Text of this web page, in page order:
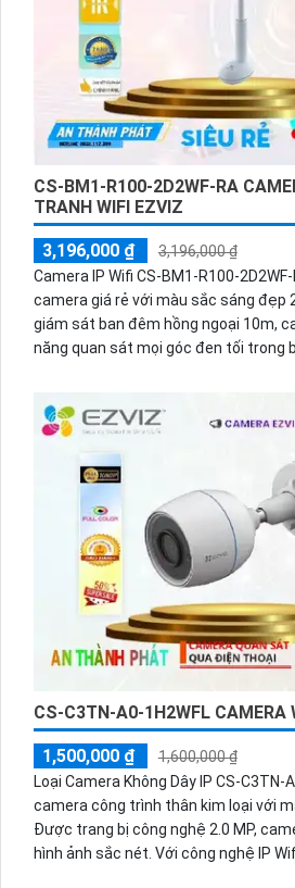
CS-BM1-R100-2D2WF-RA
TRANH WIFI EZVIZ
3,196,000 ₫
3,196,000 ₫
Camera IP Wifi CS-BM1-R100-
camera giá rẻ với màu sắc sáng đẹp
giám sát ban đêm hồng ngoại 10m,
năng quan sát mọi góc đen tối trong
Đặc biệt, công nghệ cập nhật mới
Wifi, cho phép truyền tải hình ảnh
dàng và nhanh chóng. Hơn nữa,
công nghệ Hồng Ngoại Smart IR Chắc
lại âm thanh rõ ràng và loa chất
Tóm lại, Camera IP Wifi CS-BM1-
có giá thành rẻ mà còn mang lại
tâm như thu âm và loa chất lượng
ngoại tiên tiến và khả năng truyền tải
Đây là một lựa chọn tốt cho việc
cửa hay công ty của bạn.
CS-C3TN-A0-1H2WFL CAMERA
1,500,000 ₫
1,600,000 ₫
Loại Camera Không Dây IP CS-C3TN-
camera công trình thân kim loại với
Được trang bị công nghệ 2.0 MP,
hình ảnh sắc nét. Với công nghệ IP